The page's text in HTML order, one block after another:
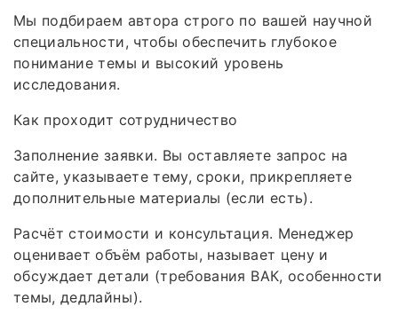
Мы подбираем автора строго по вашей научной
специальности, чтобы обеспечить глубокое
понимание темы и высокий уровень
исследования.
Как проходит сотрудничество
Заполнение заявки. Вы оставляете запрос на
сайте, указываете тему, сроки, прикрепляете
дополнительные материалы (если есть).
Расчёт стоимости и консультация. Менеджер
оценивает объём работы, называет цену и
обсуждает детали (требования ВАК, особенности
темы, дедлайны).